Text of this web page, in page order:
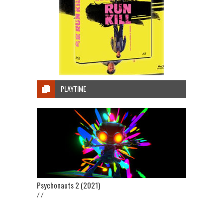
PLAYTIME
Psychonauts 2 (2021)
/ /